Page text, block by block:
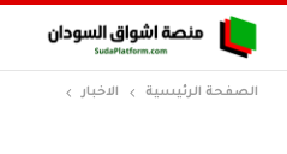
الصفحة الرئيسية الاخبار